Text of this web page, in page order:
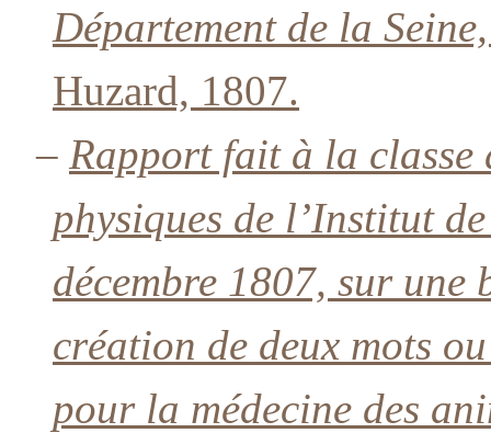
Département de la
Huzard, 1807.
– Rapport fait à la classe
physiques de l’Institut
décembre 1807, sur
création de deux mots
pour la médecine des